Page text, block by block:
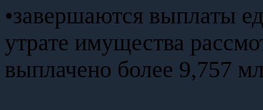
•завершаются выплаты
утрате имущества
выплачено более 9,757